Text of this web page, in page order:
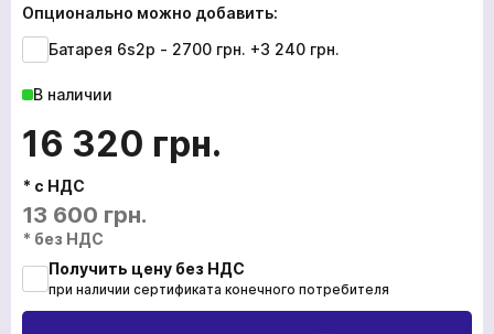
Опционально можно добавить:
Батарея 6s2p - 2700 грн. +3 240 грн.
В наличии
16 320 грн.
* с НДС
13 600 грн.
* без НДС
Получить цену без НДС
при наличии сертификата конечного потребителя